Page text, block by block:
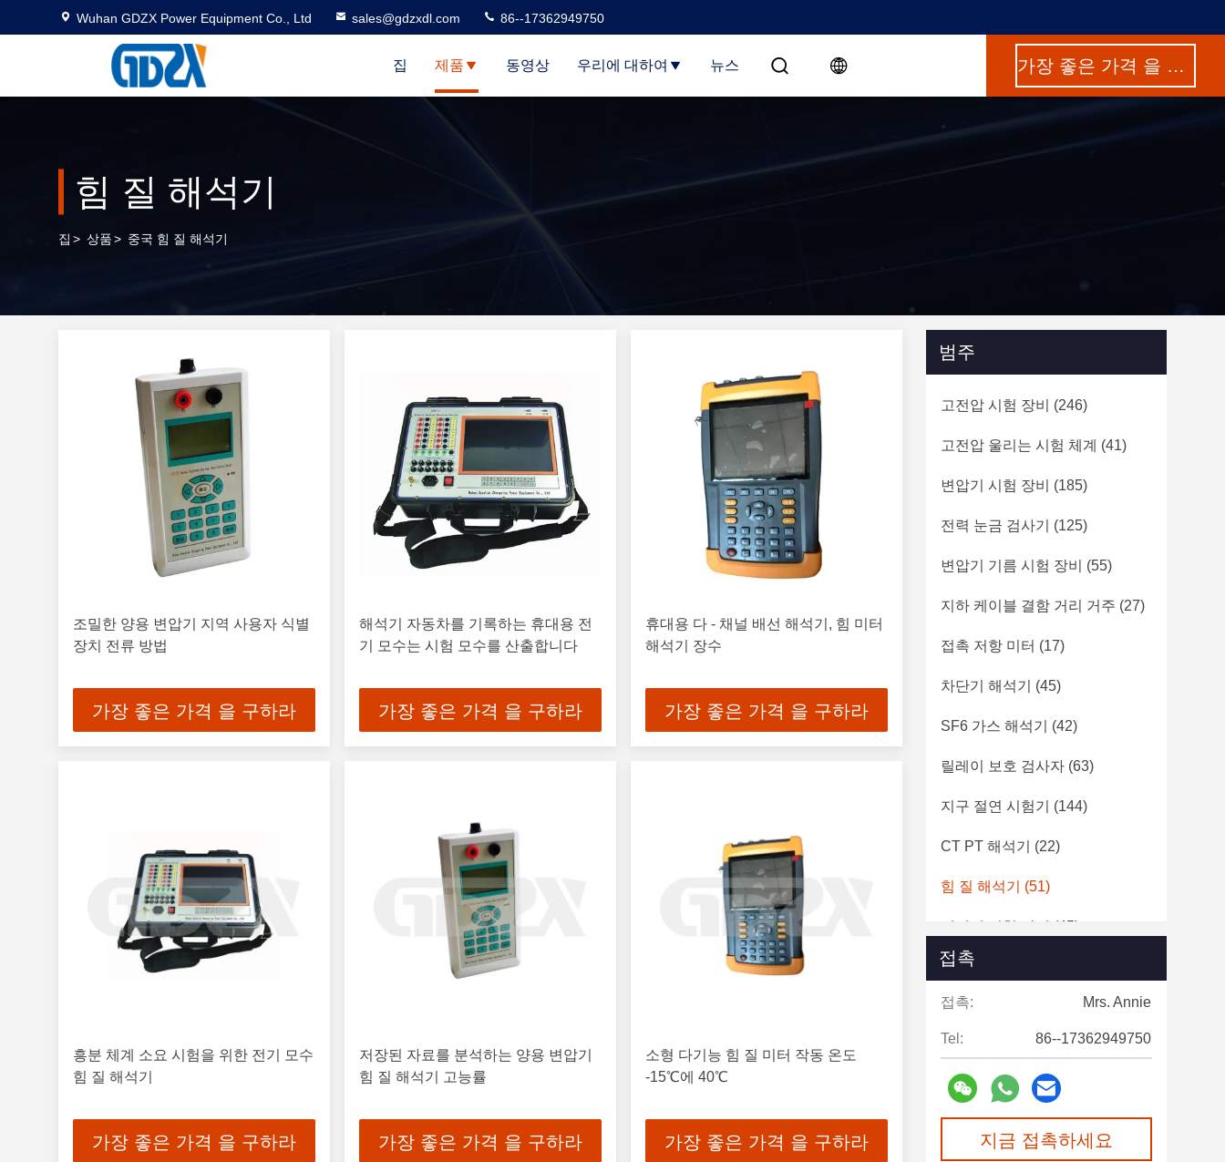
Wuhan GDZX Power Equipment Co., Ltd sales@gdzxdl.com 86--17362949750
집 제품 동영상 우리에 대하여 뉴스 가장 좋은 가격 을 구하라
힘 질 해석기
집 > 상품> 중국 힘 질 해석기
조밀한 양용 변압기 지역 사용자 식별
장치 전류 방법
가장 좋은 가격 을 구하라
해석기 자동차를 기록하는 휴대용 전
기 모수는 시험 모수를 산출합니다
가장 좋은 가격 을 구하라
휴대용 다 - 채널 배선 해석기, 힘 미터
해석기 장수
가장 좋은 가격 을 구하라
흥분 체계 소요 시험을 위한 전기 모수
힘 질 해석기
가장 좋은 가격 을 구하라
저장된 자료를 분석하는 양용 변압기
힘 질 해석기 고능률
가장 좋은 가격 을 구하라
소형 다기능 힘 질 미터 작동 온도
-15℃에 40℃
가장 좋은 가격 을 구하라
범주
고전압 시험 장비 (246)
고전압 울리는 시험 체계 (41)
변압기 시험 장비 (185)
전력 눈금 검사기 (125)
변압기 기름 시험 장비 (55)
지하 케이블 결함 거리 거주 (27)
접촉 저항 미터 (17)
차단기 해석기 (45)
SF6 가스 해석기 (42)
릴레이 보호 검사자 (63)
지구 절연 시험기 (144)
CT PT 해석기 (22)
힘 질 해석기 (51)
피뢰기 시험 장비 (45)
건전지 책임 출력 시험 장비
전류 테스터
접촉
접촉: Mrs. Annie
Tel: 86--17362949750
지금 접촉하세요